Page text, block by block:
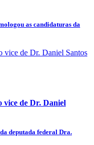
as candidaturas da
vice de Dr. Daniel
deputada federal Dra.